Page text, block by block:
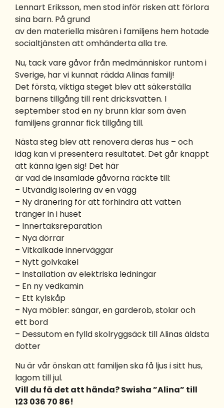
Lennart Eriksson, men stod inför risken att förlora
sina barn. På grund
av den materiella misären i familjens hem hotade
socialtjänsten att omhänderta alla tre.
Nu, tack vare gåvor från medmänniskor runtom i
Sverige, har vi kunnat rädda Alinas familj!
Det första, viktiga steget blev att säkerställa
barnens tillgång till rent dricksvatten. I
september stod en ny brunn klar som även
familjens grannar fick tillgång till.
Nästa steg blev att renovera deras hus – och
idag kan vi presentera resultatet. Det går knappt
att känna igen sig! Det här
är vad de insamlade gåvorna räckte till:
– Utvändig isolering av en vägg
– Ny dränering för att förhindra att vatten
tränger in i huset
– Innertaksreparation
– Nya dörrar
– Vitkalkade innerväggar
– Nytt golvkakel
– Installation av elektriska ledningar
– En ny vedkamin
– Ett kylskåp
– Nya möbler: sängar, en garderob, stolar och
ett bord
– Dessutom en fylld skolryggsäck till Alinas äldsta
dotter
Nu är vår önskan att familjen ska få ljus i sitt hus,
lagom till jul.
Vill du få det att hända? Swisha ”Alina” till
123 036 70 86!